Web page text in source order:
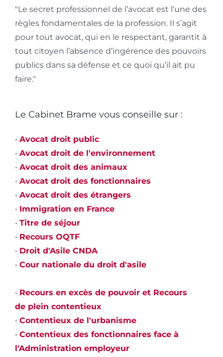
"Le secret professionnel de l’avocat est l’une des
règles fondamentales de la profession. Il s’agit
pour tout avocat, qui en le respectant, garantit à
tout citoyen l’absence d’ingérence des pouvoirs
publics dans sa défense et ce quoi qu’il ait pu
faire."
Le Cabinet Brame vous conseille sur :
• Avocat droit public
• Avocat droit de l'environnement
• Avocat droit des animaux
• Avocat droit des fonctionnaires
• Avocat droit des étrangers
• Immigration en France
• Titre de séjour
• Recours OQTF
• Droit d'Asile CNDA
• Cour nationale du droit d'asile
• Recours en excès de pouvoir et Recours
de plein contentieux
• Contentieux de l'urbanisme
• Contentieux des fonctionnaires face à
l'Administration employeur